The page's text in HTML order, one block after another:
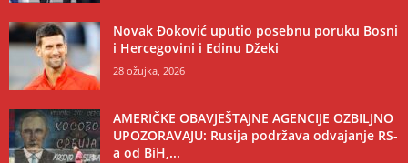
Novak Đoković uputio posebnu poruku Bosni
i Hercegovini i Edinu Džeki
28 ožujka, 2026
AMERIČKE OBAVJEŠTAJNE AGENCIJE OZBILJNO
UPOZORAVAJU: Rusija podržava odvajanje RS-
a od BiH,...